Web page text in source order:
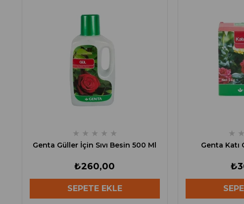
★ ★ ★ ★ ★
Genta Güller İçin Sıvı Besin 500 Ml
₺260,00
SEPETE EKLE
★ ★
Genta Katı